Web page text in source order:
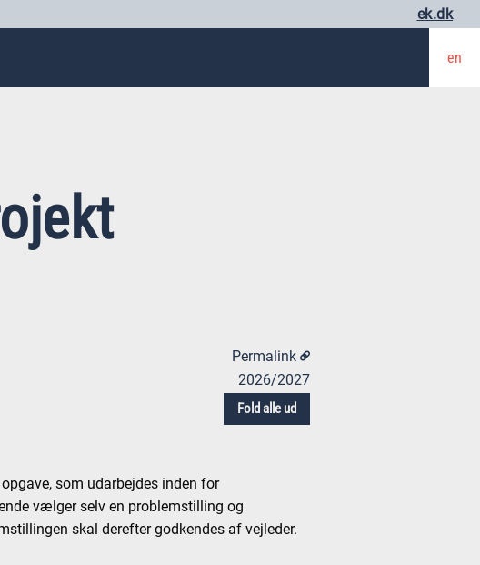
ek.dk
en
Permalink
2026/2027
Fold alle ud
som udarbejdes inden for
vælger selv en problemstilling og
skal derefter godkendes af vejleder.